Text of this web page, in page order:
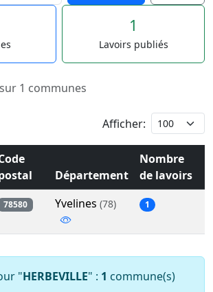
1
Lavoirs publiés
1 communes
Afficher:
Département
Nombre
de lavoirs
78580 Yvelines (78) 1
"HERBEVILLE" : 1 commune(s)